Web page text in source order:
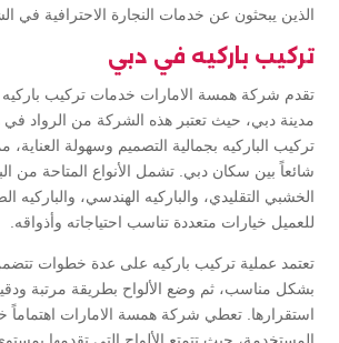
الذين يبحثون عن خدمات النجارة الاحترافية في
تركيب باركيه في دبي
تقدم شركة همسة الامارات خدمات تركيب
مدينة دبي، حيث تعتبر هذه الشركة من الرواد في
تركيب الباركيه بجمالية التصميم وسهولة العناية،
شائعاً بين سكان دبي. تشمل الأنواع المتاحة من
الخشبي التقليدي، والباركيه الهندسي، والباركيه
للعميل خيارات متعددة تناسب احتياجاته وأذواقه.
تعتمد عملية تركيب باركيه على عدة خطوات
بشكل مناسب، ثم وضع الألواح بطريقة مرتبة
استقرارها. تعطي شركة همسة الامارات اهتماماً